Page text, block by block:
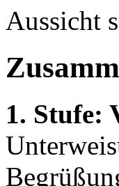
Aussicht
1. Stufe: